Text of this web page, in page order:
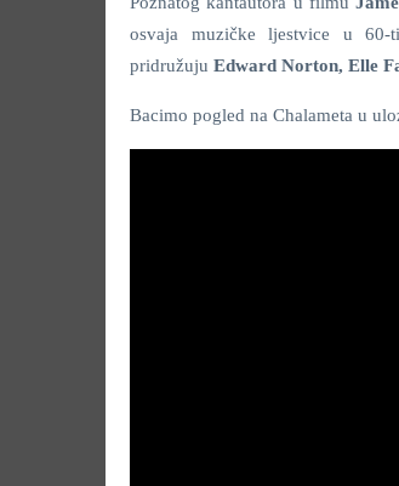
osvaja muzičke ljestvice u
pridružuju Edward Norton, Elle
Bacimo pogled na Chalameta u